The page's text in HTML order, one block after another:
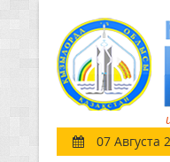
07 Августа